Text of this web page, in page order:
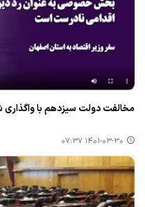
مخالفت دولت سیزدهم با
۱۴۰۱-۰۳-۳۰ ۰۷:۳۷